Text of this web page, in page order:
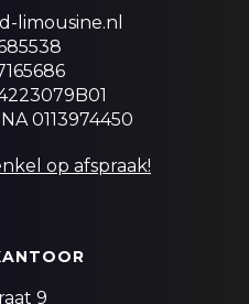
limousine.nl
0113974450
op afspraak!
9